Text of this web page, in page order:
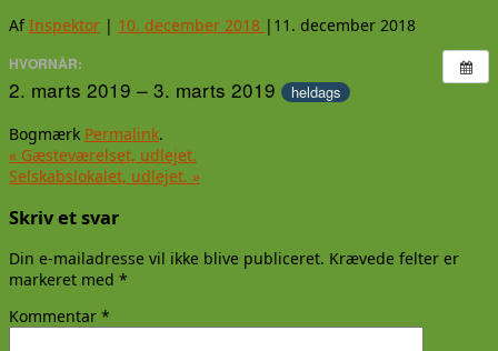
AfInspektor | 10. december 2018 | 11. december 2018
HVORNÅR:
2. marts 2019 – 3. marts 2019 heldags
Bogmærk Permalink.
« Gæsteværelset, udlejet.
Selskabslokalet, udlejet. »
Skriv et svar
Din e-mailadresse vil ikke blive publiceret. Krævede felter er
markeret med *
Kommentar *